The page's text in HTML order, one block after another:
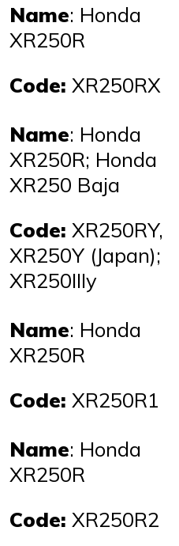
Name: Honda
XR250R
Code: XR250RX
Name: Honda
XR250R; Honda
XR250 Baja
Code: XR250RY,
XR250Y (Japan);
XR250IIIy
Name: Honda
XR250R
Code: XR250R1
Name: Honda
XR250R
Code: XR250R2